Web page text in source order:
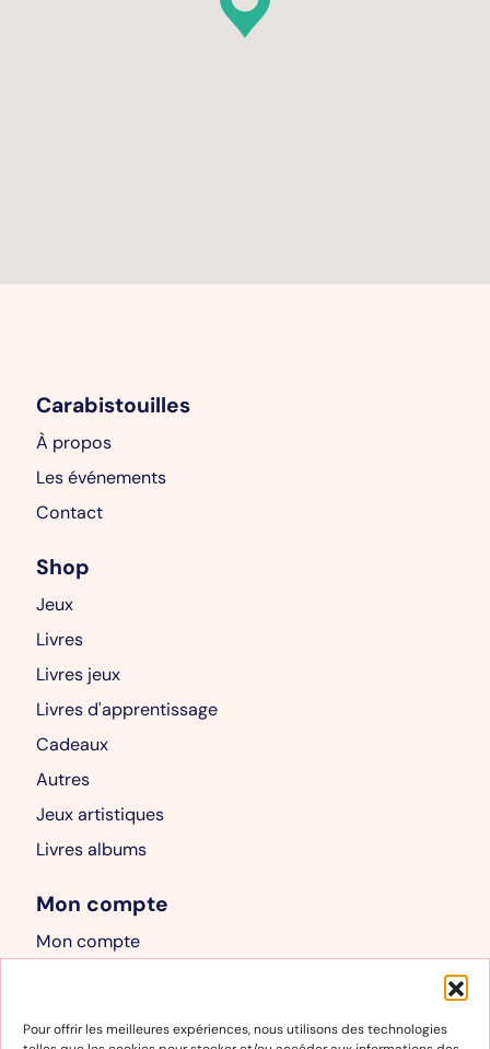
Pour offrir les meilleures expériences, nous utilisons des technologies
Carabistouilles
À propos
Les événements
Contact
Shop
Jeux
Livres
Livres jeux
Livres d'apprentissage
Cadeaux
Autres
Jeux artistiques
Livres albums
Mon compte
Mon compte
Informations